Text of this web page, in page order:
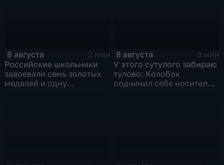
8 августа
2 мин
Российские школьники
завоевали семь золотых
медалей и одну
8 августа
3 мин
У этого сутулого забираю
тулово: Колобок
подчинил себе носителя в